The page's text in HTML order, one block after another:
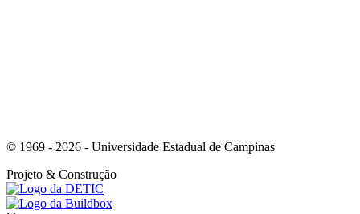
© 1969 - 2026 - Universidade Estadual de Campinas
Projeto & Construção